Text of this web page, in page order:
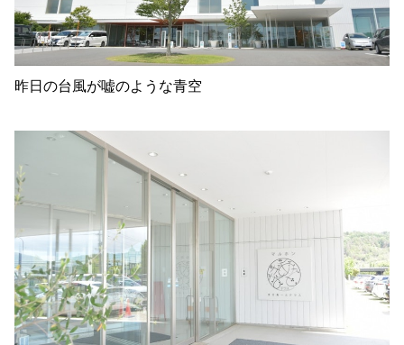
昨日の台風が嘘のような青空